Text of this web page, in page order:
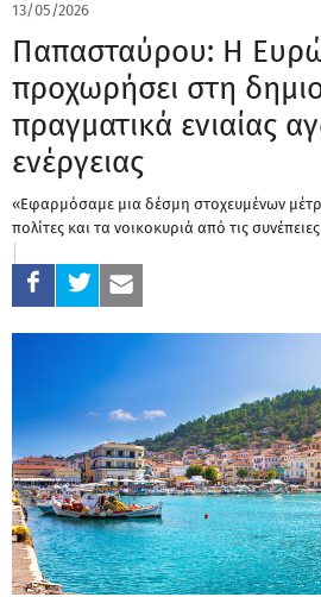
13/05/2026
Παπασταύρου: Η
προχωρήσει στη
πραγματικά ενιαίας
ενέργειας
«Εφαρμόσαμε μια δέσμη στοχευμένων
πολίτες και τα νοικοκυριά από τις